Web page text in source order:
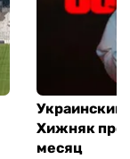
Украинский
Хижняк
месяц